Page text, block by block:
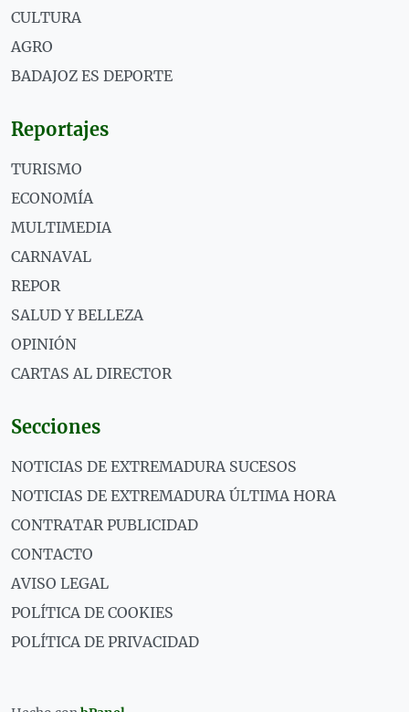
CULTURA
AGRO
BADAJOZ ES DEPORTE
Reportajes
TURISMO
ECONOMÍA
MULTIMEDIA
CARNAVAL
REPOR
SALUD Y BELLEZA
OPINIÓN
CARTAS AL DIRECTOR
Secciones
NOTICIAS DE EXTREMADURA SUCESOS
NOTICIAS DE EXTREMADURA ÚLTIMA HORA
CONTRATAR PUBLICIDAD
CONTACTO
AVISO LEGAL
POLÍTICA DE COOKIES
POLÍTICA DE PRIVACIDAD